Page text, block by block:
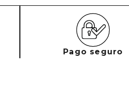
Pago seguro